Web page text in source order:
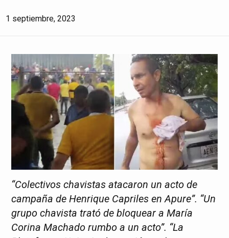
1 septiembre, 2023
“Colectivos chavistas atacaron un acto de
campaña de Henrique Capriles en Apure”. “Un
grupo chavista trató de bloquear a María
Corina Machado rumbo a un acto”. “La